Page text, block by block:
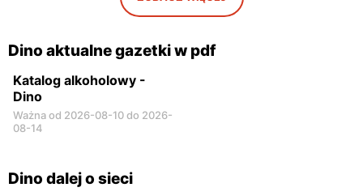
Mazowiecka 159
Dino aktualne gazetki w pdf
Katalog alkoholowy -
Dino
Ważna od 2026-08-10 do 2026-
08-14
Dino dalej o sieci